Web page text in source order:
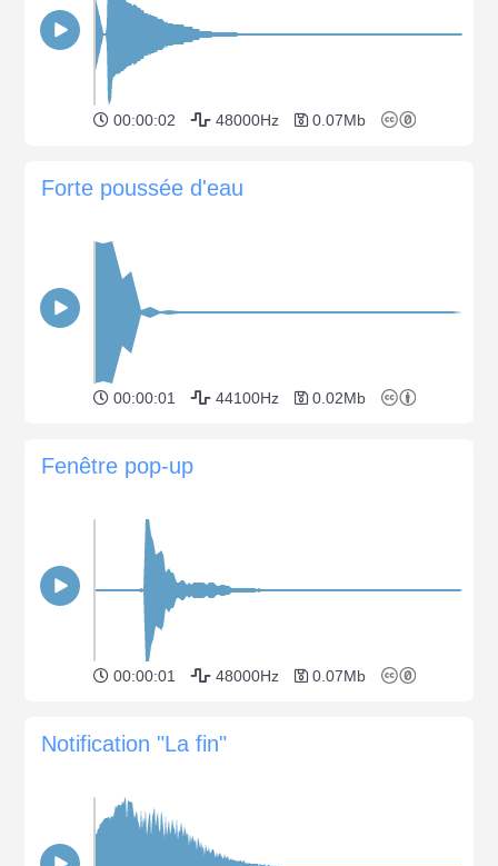
00:00:02 48000Hz 0.07Mb
Forte poussée d'eau
00:00:01 44100Hz 0.02Mb
Fenêtre pop-up
00:00:01 48000Hz 0.07Mb
Notification "La fin"